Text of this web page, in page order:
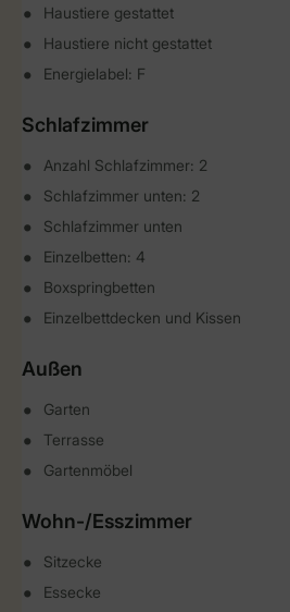
Haustiere gestattet
Haustiere nicht gestattet
Energielabel: F
Schlafzimmer
Anzahl Schlafzimmer: 2
Schlafzimmer unten: 2
Schlafzimmer unten
Einzelbetten: 4
Boxspringbetten
Einzelbettdecken und Kissen
Außen
Garten
Terrasse
Gartenmöbel
Wohn-/Esszimmer
Sitzecke
Essecke